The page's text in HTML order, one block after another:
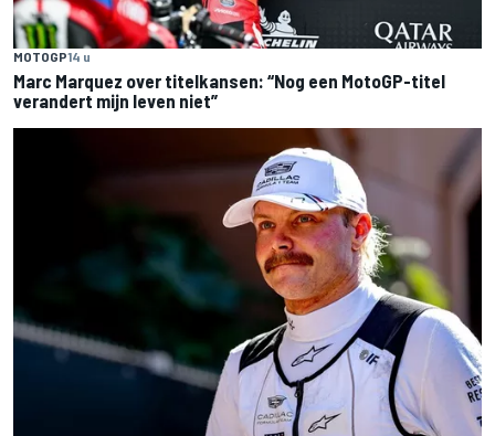
MOTOGP14 u
Marc Marquez over titelkansen: “Nog een MotoGP-titel
verandert mijn leven niet”